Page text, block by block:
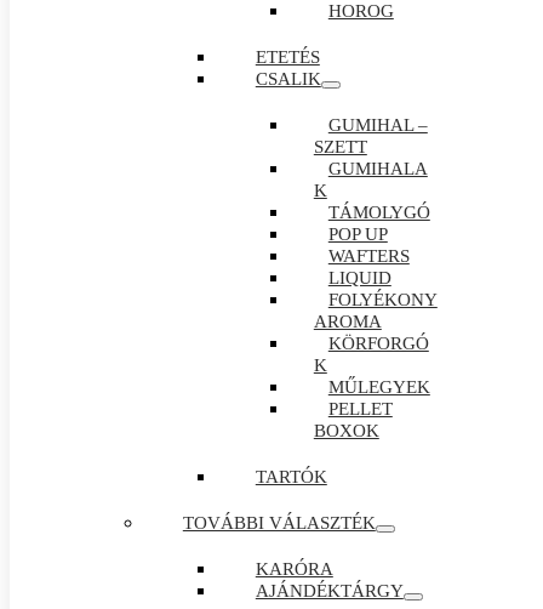
HOROG
ETETÉS
CSALIK
GUMIHAL –
SZETT
GUMIHALA
K
TÁMOLYGÓ
POP UP
WAFTERS
LIQUID
FOLYÉKONY
AROMA
KÖRFORGÓ
K
MŰLEGYEK
PELLET
BOXOK
TARTÓK
TOVÁBBI VÁLASZTÉK
KARÓRA
AJÁNDÉKTÁRGY